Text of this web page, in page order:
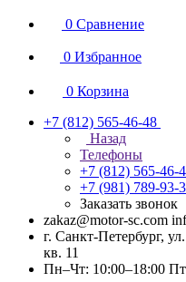
0 Сравнение
0 Избранное
0 Корзина
+7 (812) 565-46-48
Назад
Телефоны
+7 (812) 565-46-
+7 (981) 789-93-
Заказать звонок
zakaz@motor-sc.com
г. Санкт-Петербург,
кв. 11
Пн–Чт: 10:00–18:00